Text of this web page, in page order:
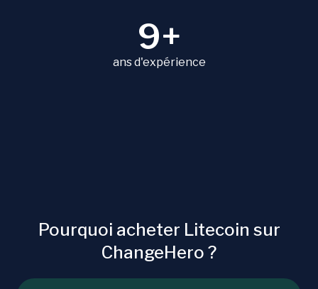
9+
ans d'expérience
Pourquoi acheter Litecoin sur
ChangeHero ?